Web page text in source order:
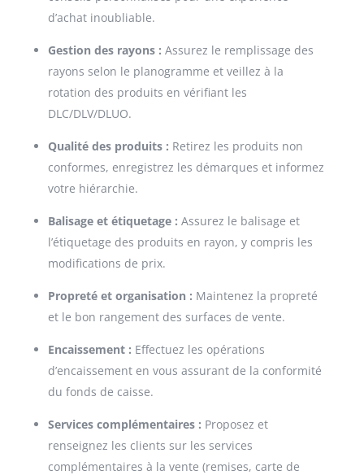
d’achat inoubliable.
Gestion des rayons : Assurez le remplissage des
rayons selon le planogramme et veillez à la
rotation des produits en vérifiant les
DLC/DLV/DLUO.
Qualité des produits : Retirez les produits non
conformes, enregistrez les démarques et informez
votre hiérarchie.
Balisage et étiquetage : Assurez le balisage et
l’étiquetage des produits en rayon, y compris les
modifications de prix.
Propreté et organisation : Maintenez la propreté
et le bon rangement des surfaces de vente.
Encaissement : Effectuez les opérations
d’encaissement en vous assurant de la conformité
du fonds de caisse.
Services complémentaires : Proposez et
renseignez les clients sur les services
complémentaires à la vente (remises, carte de